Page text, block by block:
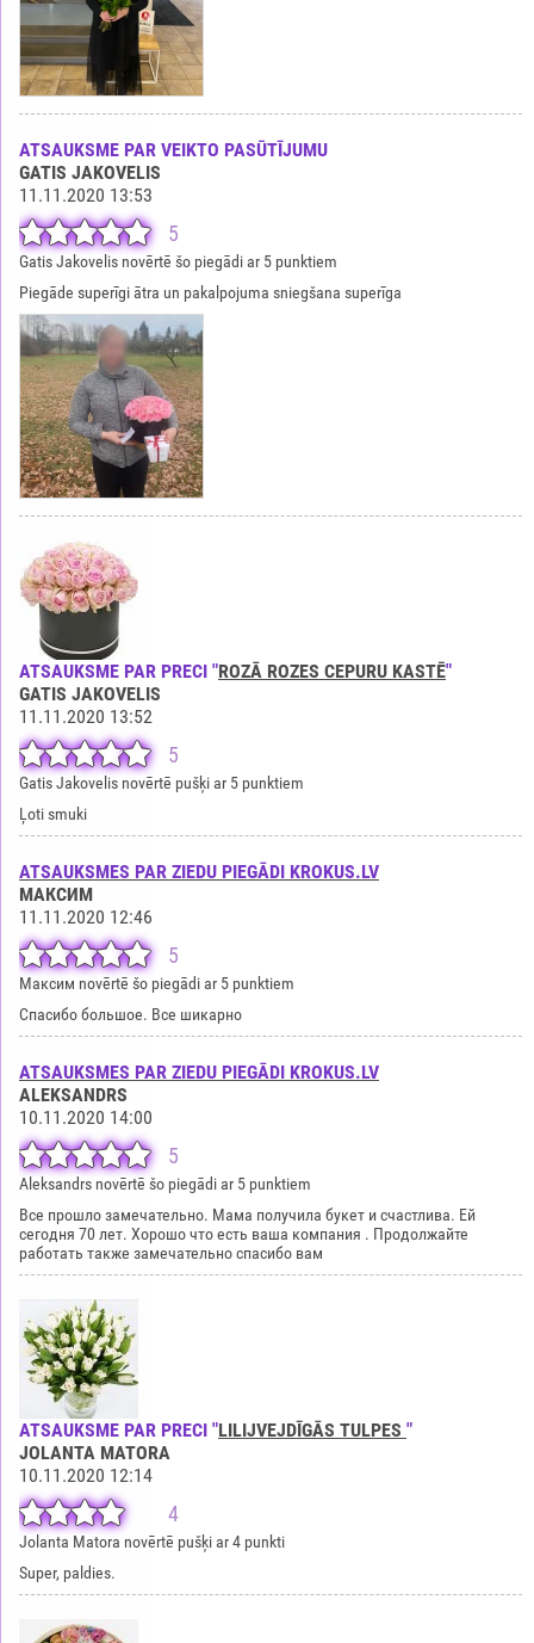
ATSAUKSME PAR VEIKTO PASŪTĪJUMU
GATIS JAKOVELIS
11.11.2020 13:53
5
Gatis Jakovelis novērtē šo piegādi ar 5 punktiem
Piegāde superīgi ātra un pakalpojuma sniegšana superīga
ATSAUKSME PAR PRECI "ROZĀ ROZES CEPURU KASTĒ"
GATIS JAKOVELIS
11.11.2020 13:52
5
Gatis Jakovelis novērtē pušķi ar 5 punktiem
Ļoti smuki
ATSAUKSMES PAR ZIEDU PIEGĀDI KROKUS.LV
МАКСИМ
11.11.2020 12:46
5
Максим novērtē šo piegādi ar 5 punktiem
Спасибо большое. Все шикарно
ATSAUKSMES PAR ZIEDU PIEGĀDI KROKUS.LV
ALEKSANDRS
10.11.2020 14:00
5
Aleksandrs novērtē šo piegādi ar 5 punktiem
Все прошло замечательно. Мама получила букет и счастлива. Ей
сегодня 70 лет. Хорошо что есть ваша компания . Продолжайте
работать также замечательно спасибо вам
ATSAUKSME PAR PRECI "LILIJVEJDĪGĀS TULPES "
JOLANTA MATORA
10.11.2020 12:14
4
Jolanta Matora novērtē pušķi ar 4 punkti
Super, paldies.